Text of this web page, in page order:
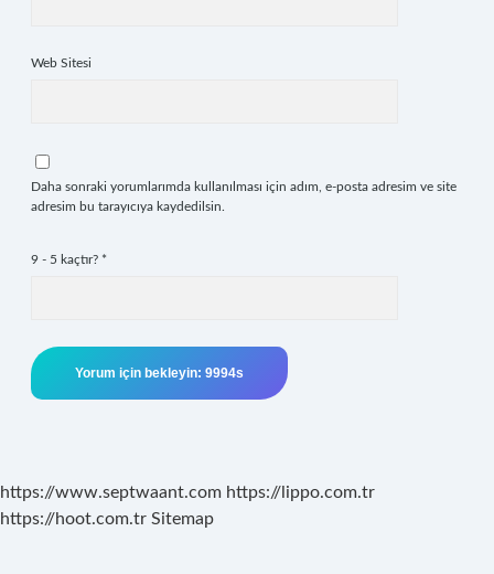
Web Sitesi
Daha sonraki yorumlarımda kullanılması için adım, e-posta adresim ve site
adresim bu tarayıcıya kaydedilsin.
9 - 5 kaçtır? *
https://www.septwaant.com https://lippo.com.tr
https://hoot.com.tr Sitemap